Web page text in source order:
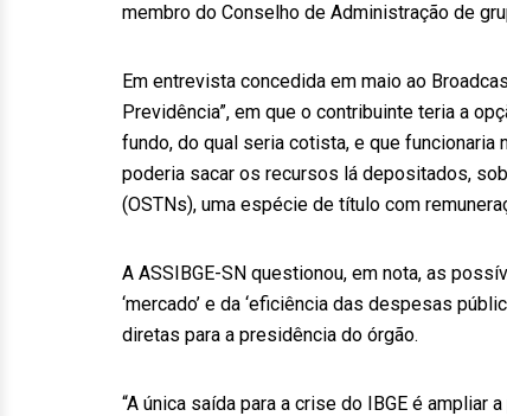
membro do Conselho de Administração de
Em entrevista concedida em maio ao
Previdência”, em que o contribuinte teria a
fundo, do qual seria cotista, e que funcionaria
poderia sacar os recursos lá depositados,
(OSTNs), uma espécie de título com
A ASSIBGE-SN questionou, em nota, as
‘mercado’ e da ‘eficiência das despesas
diretas para a presidência do órgão.
“A única saída para a crise do IBGE é